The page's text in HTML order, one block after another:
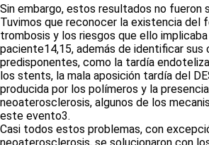
Sin embargo, estos resultados no fueron
Tuvimos que reconocer la existencia del
trombosis y los riesgos que ello
paciente14,15, además de identificar sus
predisponentes, como la tardía
los stents, la mala aposición tardía del
producida por los polímeros y la
neoaterosclerosis, algunos de los
este evento3.
Casi todos estos problemas, con